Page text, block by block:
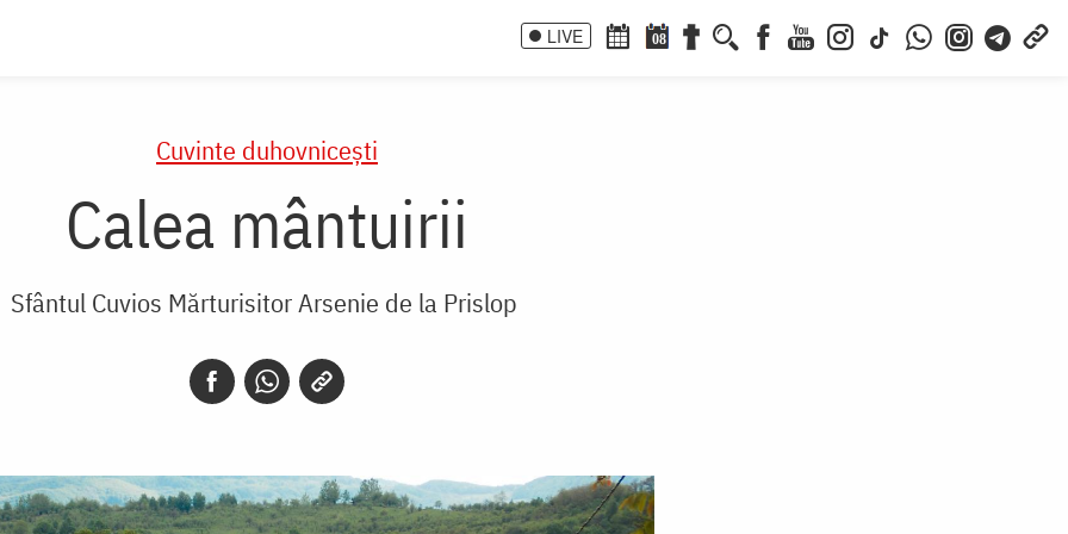
LIVE 08
Cuvinte duhovnicești
Calea mântuirii
Sfântul Cuvios Mărturisitor Arsenie de la Prislop